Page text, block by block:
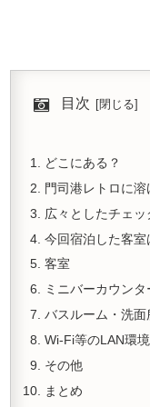
目次
どこにある？
門司港レトロに溶
広々としたチェ
今回宿泊した客室
客室
ミニバーカウンタ
バスルーム・洗
Wi-Fi等のLAN環境
その他
まとめ